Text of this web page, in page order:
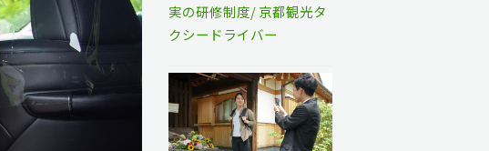
実の研修制度/ 京都観光タ
クシードライバー